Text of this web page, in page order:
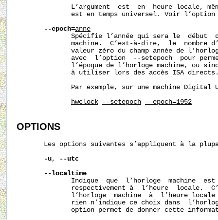
L’argument  est  en  heure locale,
est en temps universel. Voir
--epoch=anne
Spécifie l’année qui sera le  début
machine.  C’est-à-dire,  le  nombre
valeur zéro du champ année de
avec  l’option  --setepoch  pour
l’époque de l’horloge machine, ou
à utiliser lors des accès ISA
Par exemple, sur une machine Digital
hwclock
--setepoch --epoch=1952
OPTIONS
Les options suivantes s’appliquent à la
-u,
--utc
--localtime
Indique  que  l’horloge  machine
respectivement à  l’heure  locale.
l’horloge  machine  à  l’heure
rien n’indique ce choix dans
option permet de donner cette